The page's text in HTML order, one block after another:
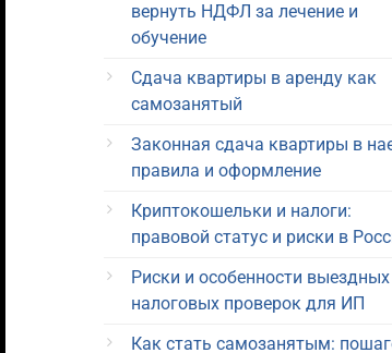
вернуть НДФЛ за лечение и
обучение
Сдача квартиры в аренду как
самозанятый
Законная сдача квартиры в
правила и оформление
Криптокошельки и налоги:
правовой статус и риски в
Риски и особенности выездных
налоговых проверок для ИП
Как стать самозанятым: